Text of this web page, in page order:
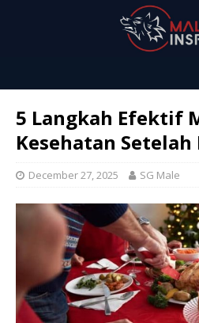
5 Langkah Efektif
Kesehatan
December 27, 2025 SG Male